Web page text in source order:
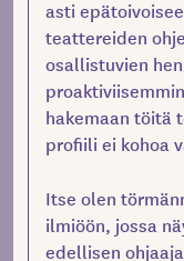
asti
teattereiden
osallistuvien
hakemaan töitä
profiili ei kohoa
Itse olen
ilmiöön, jossa
edellisen